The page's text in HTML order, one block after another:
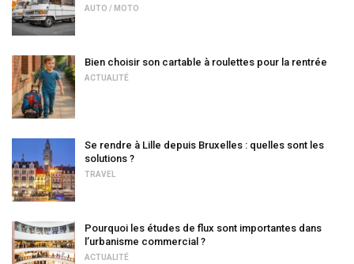
AUTO / MOTO
Bien choisir son cartable à roulettes pour la rentrée
ACTUALITÉ
Se rendre à Lille depuis Bruxelles : quelles sont les
solutions ?
TRAVEL
Pourquoi les études de flux sont importantes dans
l’urbanisme commercial ?
ACTUALITÉ